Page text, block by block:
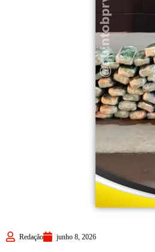
Redação junho 8, 2026